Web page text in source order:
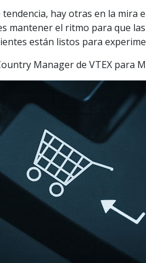
hay otras en la mira
mantener el ritmo para que
están listos para
Manager de VTEX para